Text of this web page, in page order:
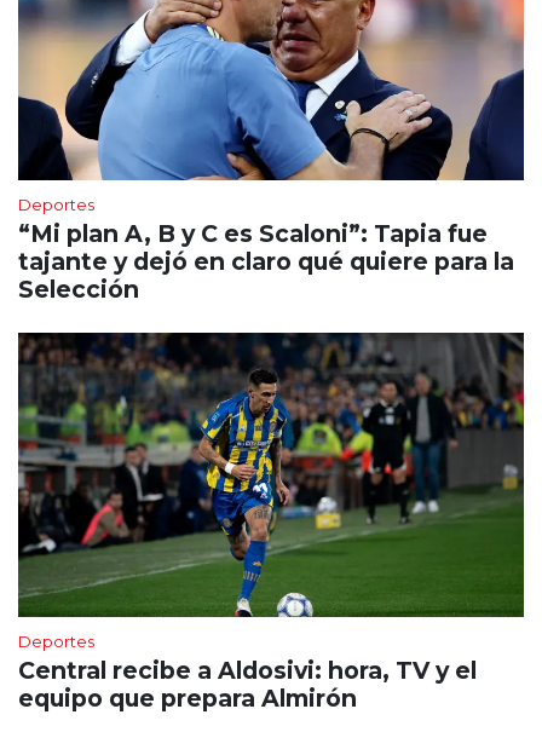
Deportes
“Mi plan A, B y C es Scaloni”: Tapia fue
tajante y dejó en claro qué quiere para la
Selección
Deportes
Central recibe a Aldosivi: hora, TV y el
equipo que prepara Almirón